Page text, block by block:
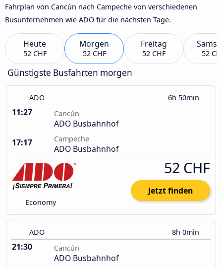
Fahrplan von Cancún nach Campeche von verschiedenen
Busunternehmen wie ADO für die nächsten Tage.
Heute
52 CHF
Morgen
52 CHF
Freitag
52 CHF 52
Günstigste Busfahrten morgen
ADO 6h 50min
11:27 Cancún
ADO Busbahnhof
17:17
Campeche
ADO Busbahnhof
Economy
52 CHF
Jetzt finden
ADO 8h 0min
21:30 Cancún
ADO Busbahnhof